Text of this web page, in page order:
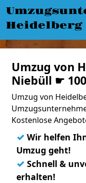
Heidelberg
Umzug von
Niebüll ☛
Umzug von
Kostenlose
✓ Wir helfen
Umzug geht!
✓ Schnell &
erhalten!